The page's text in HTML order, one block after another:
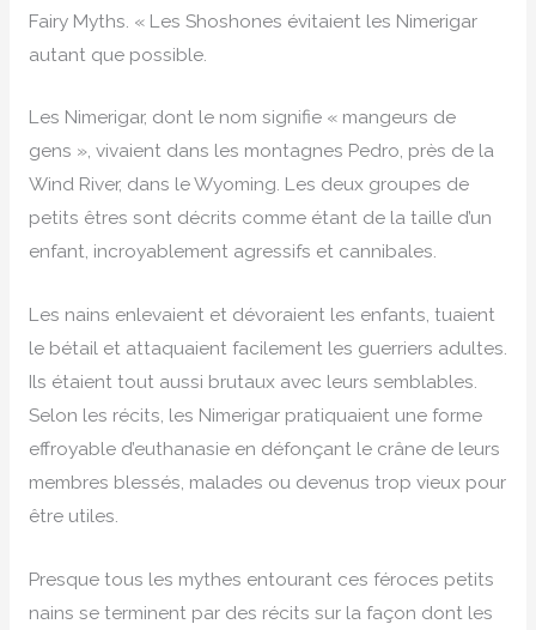
Fairy Myths. « Les Shoshones évitaient les Nimerigar
autant que possible.
Les Nimerigar, dont le nom signifie « mangeurs de
gens », vivaient dans les montagnes Pedro, près de la
Wind River, dans le Wyoming. Les deux groupes de
petits êtres sont décrits comme étant de la taille d’un
enfant, incroyablement agressifs et cannibales.
Les nains enlevaient et dévoraient les enfants, tuaient
le bétail et attaquaient facilement les guerriers adultes.
Ils étaient tout aussi brutaux avec leurs semblables.
Selon les récits, les Nimerigar pratiquaient une forme
effroyable d’euthanasie en défonçant le crâne de leurs
membres blessés, malades ou devenus trop vieux pour
être utiles.
Presque tous les mythes entourant ces féroces petits
nains se terminent par des récits sur la façon dont les